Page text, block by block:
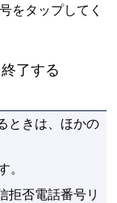
をタップしてく
了する
ときは、ほかの
。
拒否電話番号リ